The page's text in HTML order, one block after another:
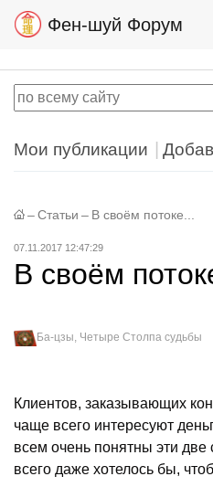
Фен-шуй Форум
Мои публикации
– Статьи – В своём потоке...
07.11.2017 12:47:29
В своём
Ба-цзы, Четыре Столпа судьбы
Клиентов, заказывающих
чаще всего интересуют
всем очень понятны эти
всего даже хотелось бы,